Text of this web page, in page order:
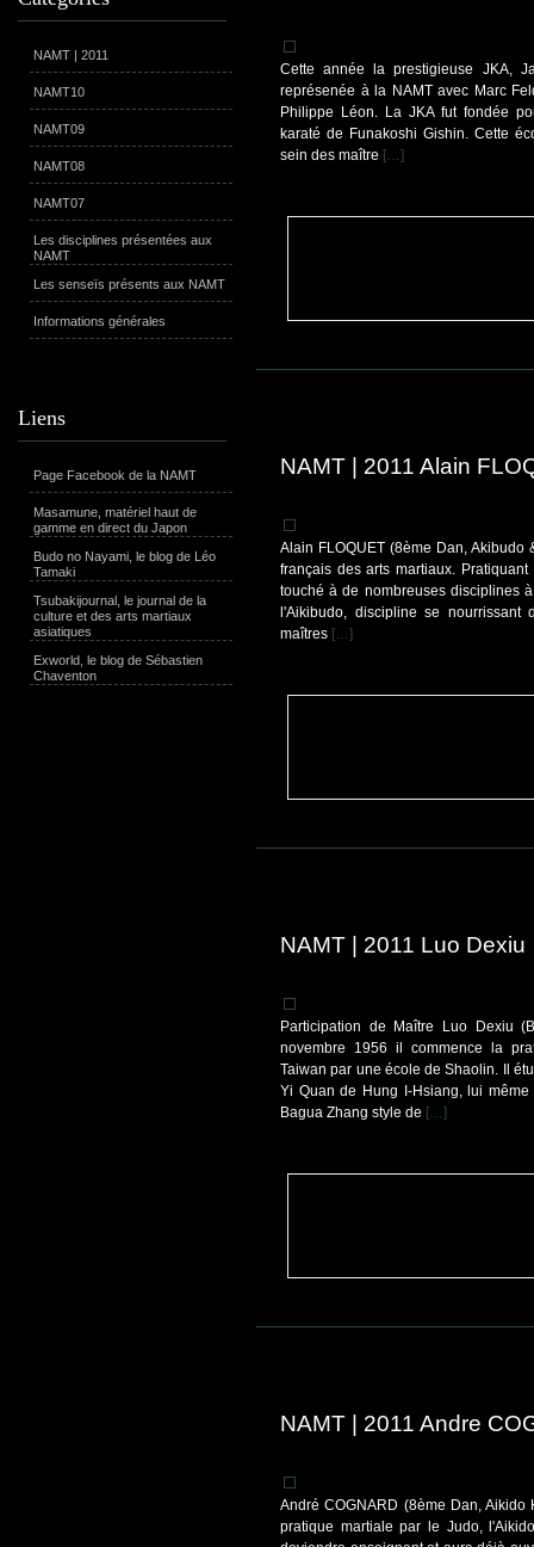
NAMT | 2011
NAMT10
NAMT09
NAMT08
NAMT07
Les disciplines présentées aux
NAMT
Les senseïs présents aux NAMT
Informations générales
Liens
Page Facebook de la NAMT
Masamune, matériel haut de
gamme en direct du Japon
Budo no Nayami, le blog de Léo
Tamaki
Tsubakijournal, le journal de la
culture et des arts martiaux
asiatiques
Exworld, le blog de Sébastien
Chaventon
Cette année la prestigieuse JKA,
représenée à la NAMT avec Marc
Philippe Léon. La JKA fut fondée
karaté de Funakoshi Gishin. Cette
sein des maître […]
NAMT | 2011 Alain
Alain FLOQUET (8ème Dan, Akibudo
français des arts martiaux.
touché à de nombreuses disciplines
l'Aikibudo, discipline se nourrissant
maîtres […]
NAMT | 2011 Luo Dexiu
Participation de Maître Luo Dexiu
novembre 1956 il commence la
Taiwan par une école de Shaolin. Il
Yi Quan de Hung I-Hsiang, lui
Bagua Zhang style de […]
NAMT | 2011 Andre
André COGNARD (8ème Dan,
pratique martiale par le Judo,